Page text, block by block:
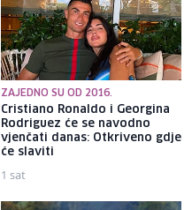
ZAJEDNO SU OD 2016.
Cristiano Ronaldo i Georgina
Rodriguez će se navodno
vjenčati danas: Otkriveno gdje
će slaviti
1 sat